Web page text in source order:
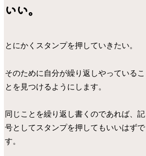
いい。
とにかくスタンプを押していきたい。
そのために自分が繰り返しやっているこ
とを見つけるようにします。
同じことを繰り返し書くのであれば、記
号としてスタンプを押してもいいはずで
す。